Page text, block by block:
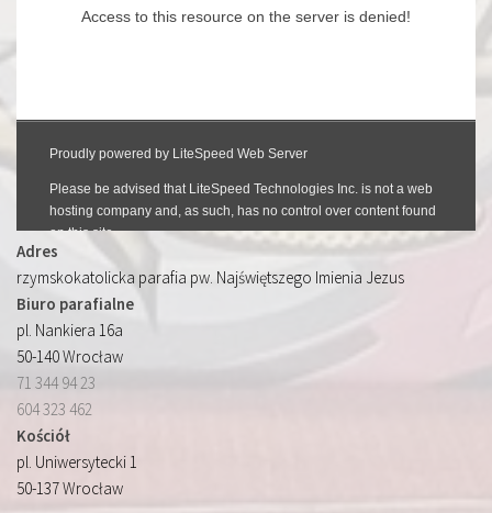
Adres
rzymskokatolicka parafia pw. Najświętszego Imienia Jezus
Biuro parafialne
pl. Nankiera 16a
50-140 Wrocław
71 344 94 23
604 323 462
Kościół
pl. Uniwersytecki 1
50-137 Wrocław